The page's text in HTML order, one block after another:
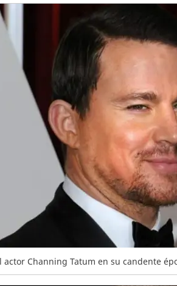
actor Channing Tatum en su candente